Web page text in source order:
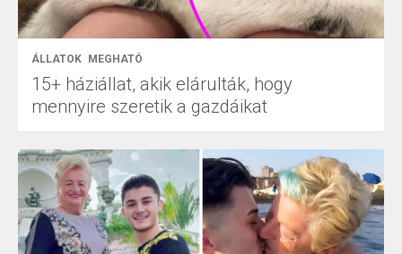
ÁLLATOK MEGHATÓ
15+ háziállat, akik elárulták, hogy
mennyire szeretik a gazdáikat